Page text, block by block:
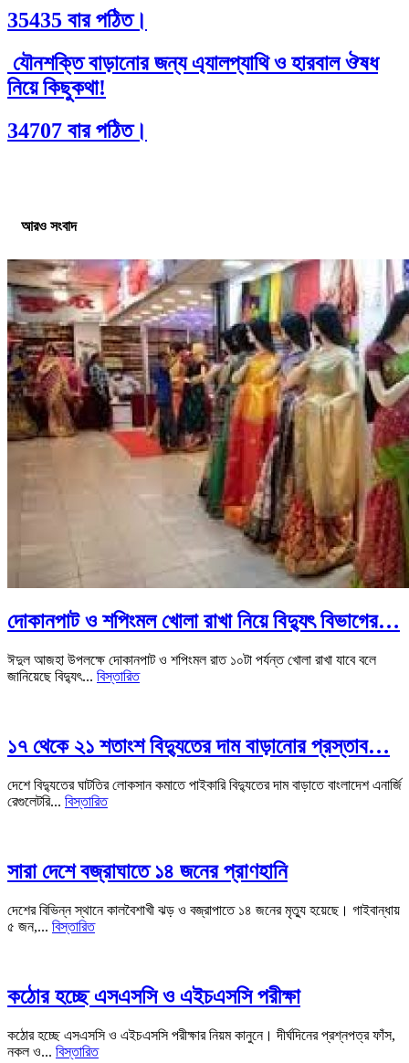
35435 বার পঠিত।
যৌনশক্তি বাড়ানোর জন্য এ্যালপ্যাথি ও হারবাল ঔষধ
নিয়ে কিছুকথা!
34707 বার পঠিত।
আরও সংবাদ
দোকানপাট ও শপিংমল খোলা রাখা নিয়ে বিদ্যুৎ বিভাগের…
ঈদুল আজহা উপলক্ষে দোকানপাট ও শপিংমল রাত ১০টা পর্যন্ত খোলা রাখা যাবে বলে
জানিয়েছে বিদ্যুৎ... বিস্তারিত
১৭ থেকে ২১ শতাংশ বিদ্যুতের দাম বাড়ানোর প্রস্তাব…
দেশে বিদ্যুতের ঘাটতির লোকসান কমাতে পাইকারি বিদ্যুতের দাম বাড়াতে বাংলাদেশ এনার্জি
রেগুলেটরি... বিস্তারিত
সারা দেশে বজ্রাঘাতে ১৪ জনের প্রাণহানি
দেশের বিভিন্ন স্থানে কালবৈশাখী ঝড় ও বজ্রাপাতে ১৪ জনের মৃত্যু হয়েছে। গাইবান্ধায়
৫ জন,... বিস্তারিত
কঠোর হচ্ছে এসএসসি ও এইচএসসি পরীক্ষা
কঠোর হচ্ছে এসএসসি ও এইচএসসি পরীক্ষার নিয়ম কানুনে। দীর্ঘদিনের প্রশ্নপত্র ফাঁস,
নকল ও... বিস্তারিত